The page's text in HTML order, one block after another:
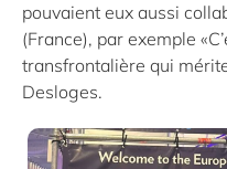
pouvaient eux aussi
(France), par exemple
transfrontalière qui
Desloges.